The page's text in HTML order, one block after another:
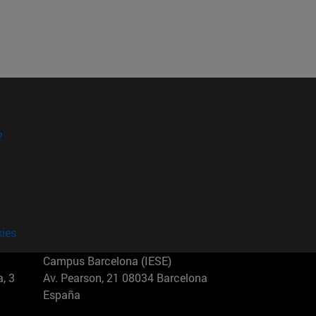
3
Campus Barcelona (IESE)
Av. Pearson, 21 08034 Barcelona
España